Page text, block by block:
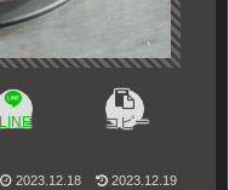
LINE コピー
2023.12.18 2023.12.19